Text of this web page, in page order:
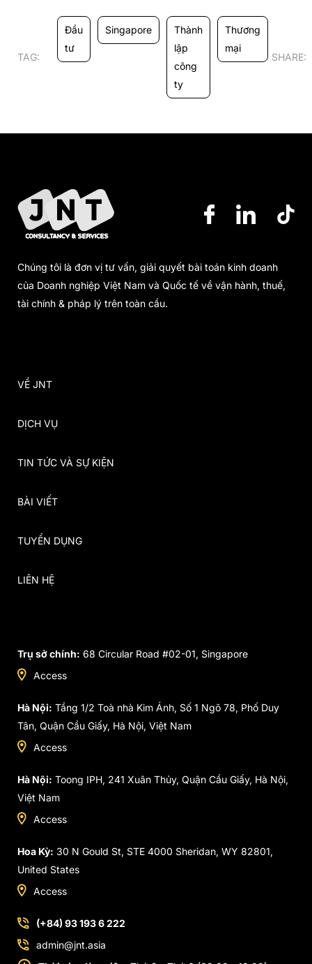
TAG:
Đầu
tư
Singapore
Thành
lập
công
ty
Thương
mại
SHARE:
Chúng tôi là đơn vị tư vấn, giải quyết bài toán kinh doanh
của Doanh nghiệp Việt Nam và Quốc tế về vận hành, thuế,
tài chính & pháp lý trên toàn cầu.
VỀ JNT
DỊCH VỤ
TIN TỨC VÀ SỰ KIỆN
BÀI VIẾT
TUYỂN DỤNG
LIÊN HỆ
Trụ sở chính: 68 Circular Road #02-01, Singapore
Access
Hà Nội: Tầng 1/2 Toà nhà Kim Ánh, Số 1 Ngõ 78, Phố Duy
Tân, Quận Cầu Giấy, Hà Nội, Việt Nam
Access
Hà Nội: Toong IPH, 241 Xuân Thủy, Quận Cầu Giấy, Hà Nội,
Việt Nam
Access
Hoa Kỳ: 30 N Gould St, STE 4000 Sheridan, WY 82801,
United States
Access
(+84) 93 193 6 222
admin@jnt.asia